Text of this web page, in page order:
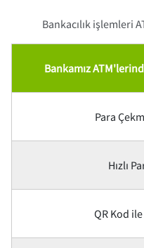
Bankacılık işlemleri
Bankamız
Para
Hızlı
QR Kod